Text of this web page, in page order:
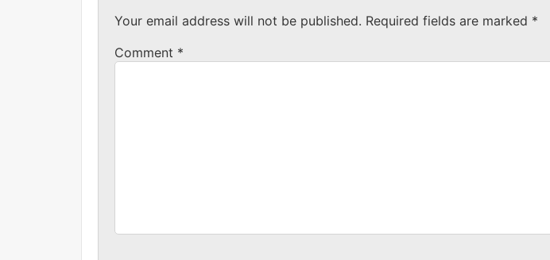
Your email address will not be published. Required fields are marked *
Comment *